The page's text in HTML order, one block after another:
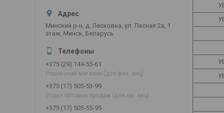
Минский р-н, д. Лесковка, ул. Лесная 2а, 1
этаж, Минск, Беларусь
+375 (29) 144-55-61
Розничный магазин (для физ. лиц)
+375 (17) 505-53-99
Отдел оптовых продаж (для юр. лиц)
+375 (17) 505-55-95